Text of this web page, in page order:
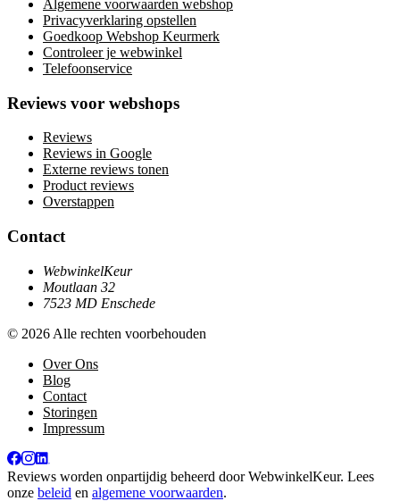
Algemene voorwaarden webshop
Privacyverklaring opstellen
Goedkoop Webshop Keurmerk
Controleer je webwinkel
Telefoonservice
Reviews voor webshops
Reviews
Reviews in Google
Externe reviews tonen
Product reviews
Overstappen
Contact
WebwinkelKeur
Moutlaan 32
7523 MD Enschede
© 2026 Alle rechten voorbehouden
Over Ons
Blog
Contact
Storingen
Impressum
Reviews worden onpartijdig beheerd doorWebwinkelKeur. Lees
onze beleid en algemene voorwaarden.